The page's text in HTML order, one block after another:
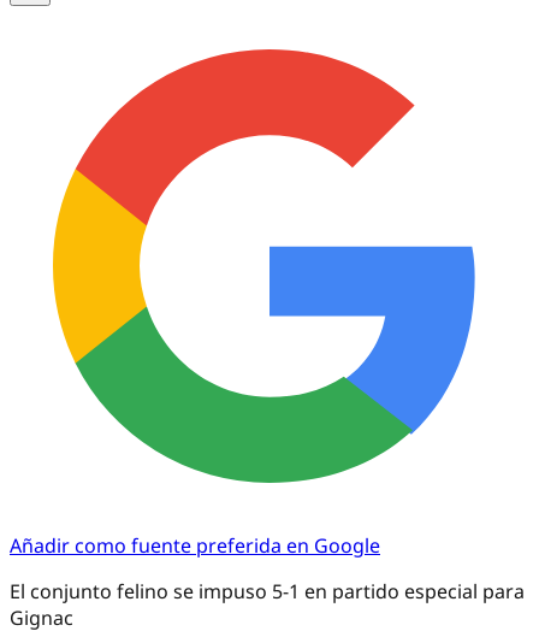
Añadir como fuente preferida en Google
El conjunto felino se impuso 5-1 en partido especial para
Gignac